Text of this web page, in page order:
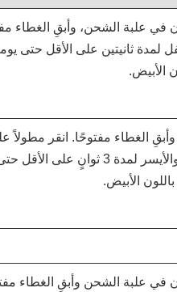
في علبة الشحن، وأبقِ الغطاء
لمدة ثانيتين على الأقل حتى
الأبيض.
الغطاء مفتوحًا. انقر مطولاً
المقبضين الأيمن والأيسر لمدة
الأبيض.
في علبة الشحن وأبقِ الغطاء